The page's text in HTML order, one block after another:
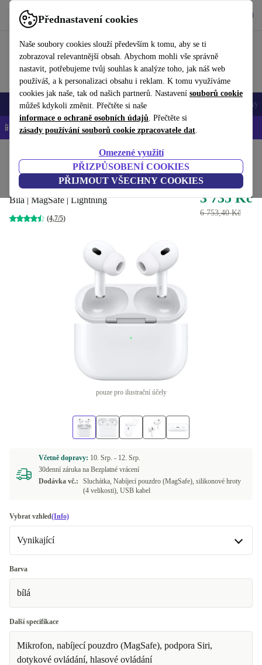
Přednastavení cookies
Naše soubory cookies slouží především k tomu, aby se ti
zobrazoval relevantnější obsah. Abychom mohli vše správně
nastavit, potřebujeme tvůj souhlas k analýze toho, jak náš web
používáš, a k personalizaci obsahu i reklam. K tomu využíváme
cookies jak naše, tak od našich partnerů. Nastavení souborů cookie
můžeš kdykoli změnit. Přečtěte si naše
informace o ochraně osobních údajů. Přečtěte si
zásady používání souborů cookie zpracovatele dat.
Omezené využití
PŘIZPŮSOBENÍ COOKIES
PŘIJMOUT VŠECHNY COOKIES
Používejte refurbed rychle a snadno
Mobily a smartphony Notebooky Tablety Doplňky
📱 -5 % NAVÍC na všechny iPhony – kód: IPHONEDEAL-
Sluchátka
Apple AirPods Pro 2
Bílá | MagSafe | Lightning
(4,7/5)
3 735 Kč
6 753,40 Kč
pouze pro ilustrační účely
Včetně dopravy: 10. Srp. - 12. Srp.
30denní záruka na Bezplatné vrácení
Dodávka vč.:
Sluchátka, Nabíjecí pouzdro (MagSafe), silikonové hroty
(4 velikosti), USB kabel
Vybrat vzhled(Info)
Vynikající
Vynikající
Premium
Barva
bílá
Další specifikace
Mikrofon, nabíjecí pouzdro (MagSafe), podpora Siri,
dotykové ovládání, hlasové ovládání